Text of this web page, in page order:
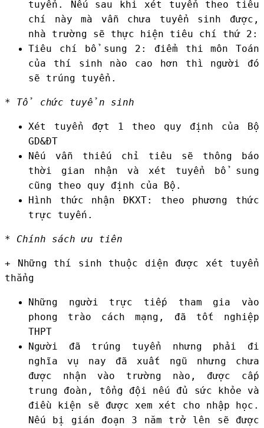
tuyển. Nếu sau khi xét tuyển theo tiêu
chí này mà vẫn chưa tuyển sinh được,
nhà trường sẽ thực hiện tiêu chí thứ 2:
Tiêu chí bổ sung 2: điểm thi môn Toán
của thí sinh nào cao hơn thì người đó
sẽ trúng tuyển.
* Tổ chức tuyển sinh
Xét tuyển đợt 1 theo quy định của Bộ
GD&ĐT
Nếu vẫn thiếu chỉ tiêu sẽ thông báo
thời gian nhận và xét tuyển bổ sung
cũng theo quy định của Bộ.
Hình thức nhận ĐKXT: theo phương thức
trực tuyến.
* Chính sách ưu tiên
+ Những thí sinh thuộc diện được xét tuyển
thẳng
Những người trực tiếp tham gia vào
phong trào cách mạng, đã tốt nghiệp
THPT
Người đã trúng tuyển nhưng phải đi
nghĩa vụ nay đã xuất ngũ nhưng chưa
được nhận vào trường nào, được cấp
trung đoàn, tổng đội nếu đủ sức khỏe và
điều kiện sẽ được xem xét cho nhập học.
Nếu bị gián đoạn 3 năm trở lên sẽ được